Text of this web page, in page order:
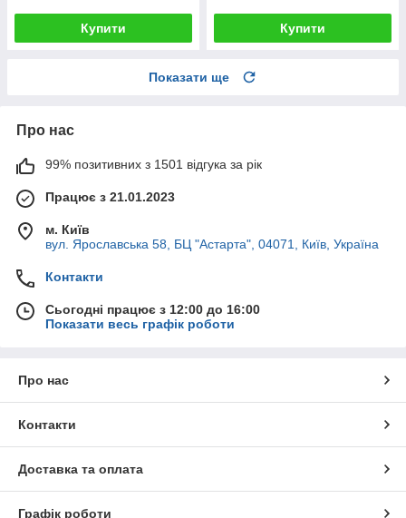
Купити Купити
Показати ще
Про нас
99% позитивних з 1501 відгука за рік
Працює з 21.01.2023
м. Київ
вул. Ярославська 58, БЦ "Астарта", 04071, Київ, Україна
Контакти
Сьогодні працює з 12:00 до 16:00
Показати весь графік роботи
Про нас
Контакти
Доставка та оплата
Графік роботи